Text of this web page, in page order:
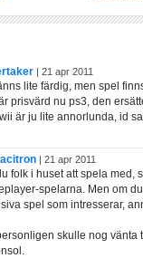
| 21 apr 2011
lite färdig, men spel
prisvärd nu ps3, den
är ju lite annorlunda, id
| 21 apr 2011
folk i huset att spela med,
spelarna. Men om
spel som intresserar,
skulle nog vänta